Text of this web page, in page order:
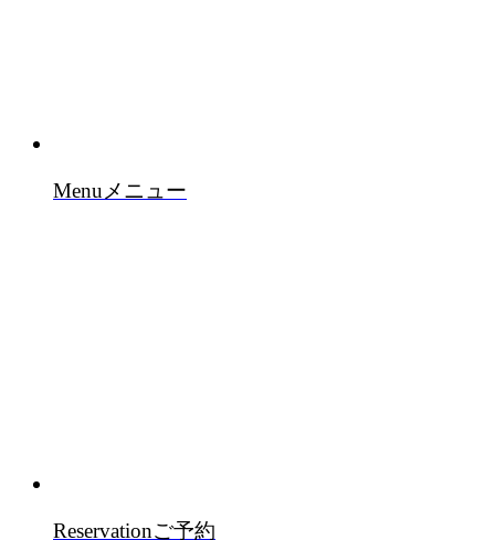
Menu メニュー
Reservationご予約